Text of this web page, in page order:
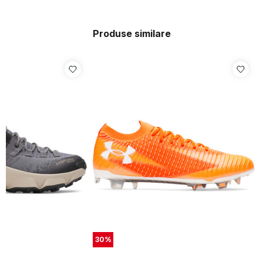
Produse similare
30%